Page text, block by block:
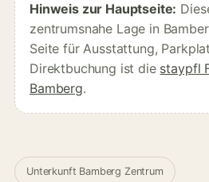
Hinweis zur Hauptseite:
zentrumsnahe Lage in
Seite für Ausstattung,
Direktbuchung ist die staypfl
Bamberg.
Unterkunft Bamberg Zentrum